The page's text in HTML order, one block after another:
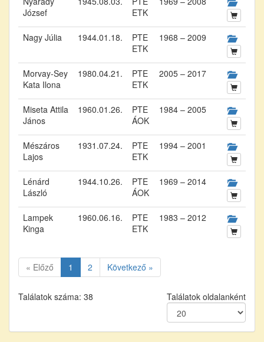
József
ETK
Nagy Júlia 1944.01.18.
PTE
ETK
1968 – 2009
Morvay-Sey
Kata Ilona
1980.04.21.
PTE
ETK
2005 – 2017
Miseta Attila
János
1960.01.26.
PTE
ÁOK
1984 – 2005
Mészáros
Lajos
1931.07.24.
PTE
ETK
1994 – 2001
Lénárd
László
1944.10.26.
PTE
ÁOK
1969 – 2014
Lampek
Kinga
1960.06.16.
PTE
ETK
1983 – 2012
« Előző 1 2 Következő »
Találatok száma: 38 Találatok oldalanként